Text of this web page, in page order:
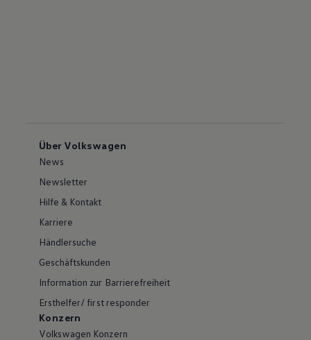
Über Volkswagen
News
Newsletter
Hilfe & Kontakt
Karriere
Händlersuche
Geschäftskunden
Information zur Barrierefreiheit
Ersthelfer/ first responder
Konzern
Volkswagen Konzern